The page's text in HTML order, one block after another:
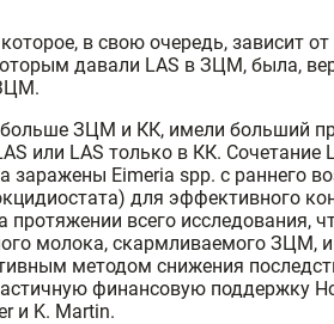
в свою очередь, зависит
давали LAS в ЗЦМ, была,
ЗЦМ и КК, имели больший
или LAS только в КК.
Eimeria spp. с раннего
для эффективного
протяжении всего
молока, скармливаемого ЗЦМ,
методом снижения
финансовую поддержку
и K. Martin.